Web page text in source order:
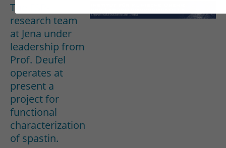
The FSP-
research team
at Jena under
leadership from
Prof. Deufel
operates at
present a
project for
functional
characterization
of spastin.